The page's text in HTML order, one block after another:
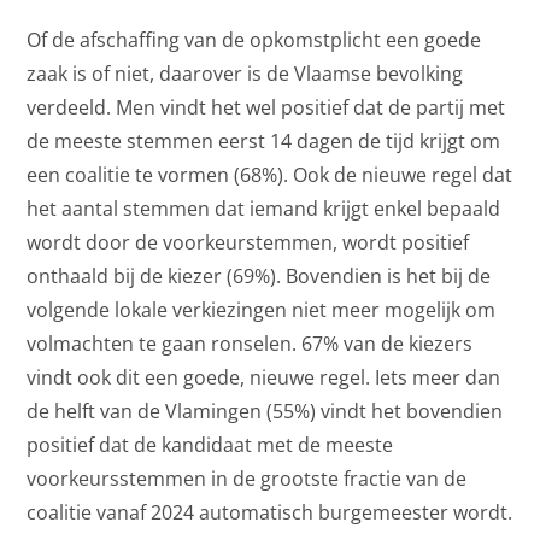
Of de afschaffing van de opkomstplicht een goede
zaak is of niet, daarover is de Vlaamse bevolking
verdeeld. Men vindt het wel positief dat de partij met
de meeste stemmen eerst 14 dagen de tijd krijgt om
een coalitie te vormen (68%). Ook de nieuwe regel dat
het aantal stemmen dat iemand krijgt enkel bepaald
wordt door de voorkeurstemmen, wordt positief
onthaald bij de kiezer (69%). Bovendien is het bij de
volgende lokale verkiezingen niet meer mogelijk om
volmachten te gaan ronselen. 67% van de kiezers
vindt ook dit een goede, nieuwe regel. Iets meer dan
de helft van de Vlamingen (55%) vindt het bovendien
positief dat de kandidaat met de meeste
voorkeursstemmen in de grootste fractie van de
coalitie vanaf 2024 automatisch burgemeester wordt.